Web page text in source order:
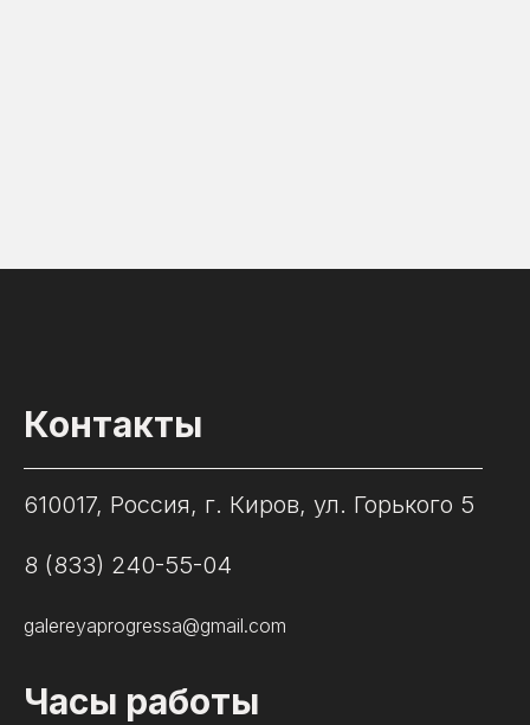
Контакты
610017, Россия, г. Киров, ул. Горького 5
8 (833) 240-55-04
galereyaprogressa@gmail.com
Часы работы